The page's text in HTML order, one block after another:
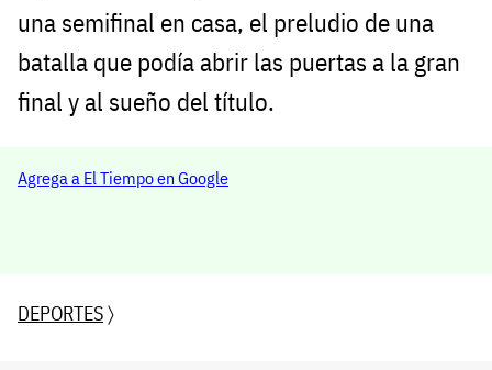
una semifinal en casa, el preludio de una
batalla que podía abrir las puertas a la gran
final y al sueño del título.
Agrega a El Tiempo en Google
DEPORTES〉